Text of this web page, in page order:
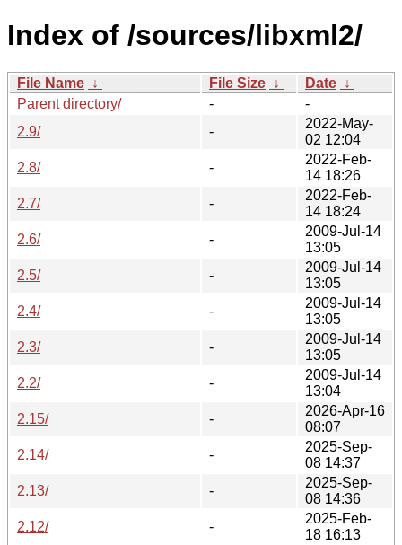
Index of /sources/libxml2/
File Name ↓ File Size ↓ Date ↓
Parent directory/
-
-
2.9/
-
2022-May-
02 12:04
2.8/
-
2022-Feb-
14 18:26
2.7/
-
2022-Feb-
14 18:24
2.6/
-
2009-Jul-14
13:05
2.5/
-
2009-Jul-14
13:05
2.4/
-
2009-Jul-14
13:05
2.3/
-
2009-Jul-14
13:05
2.2/
-
2009-Jul-14
13:04
2.15/
-
2026-Apr-16
08:07
2.14/
-
2025-Sep-
08 14:37
2.13/
-
2025-Sep-
08 14:36
2.12/
-
2025-Feb-
18 16:13